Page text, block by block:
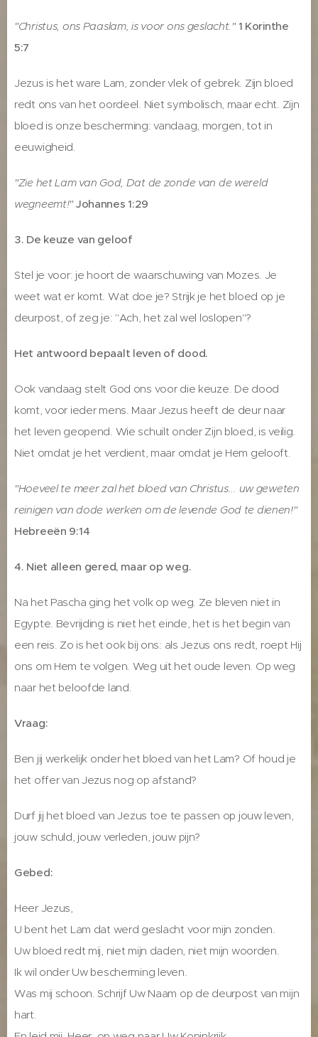
"Christus, ons Paaslam, is voor ons geslacht." 1 Korinthe
5:7
Jezus is het ware Lam, zonder vlek of gebrek. Zijn bloed
redt ons van het oordeel. Niet symbolisch, maar echt. Zijn
bloed is onze bescherming: vandaag, morgen, tot in
eeuwigheid.
"Zie het Lam van God, Dat de zonde van de wereld
wegneemt!" Johannes 1:29
3. De keuze van geloof
Stel je voor: je hoort de waarschuwing van Mozes. Je
weet wat er komt. Wat doe je? Strijk je het bloed op je
deurpost, of zeg je: "Ach, het zal wel loslopen"?
Het antwoord bepaalt leven of dood.
Ook vandaag stelt God ons voor die keuze. De dood
komt, voor ieder mens. Maar Jezus heeft de deur naar
het leven geopend. Wie schuilt onder Zijn bloed, is veilig.
Niet omdat je het verdient, maar omdat je Hem gelooft.
"Hoeveel te meer zal het bloed van Christus... uw geweten
reinigen van dode werken om de levende God te dienen!"
Hebreeën 9:14
4. Niet alleen gered, maar op weg.
Na het Pascha ging het volk op weg. Ze bleven niet in
Egypte. Bevrijding is niet het einde, het is het begin van
een reis. Zo is het ook bij ons: als Jezus ons redt, roept Hij
ons om Hem te volgen. Weg uit het oude leven. Op weg
naar het beloofde land.
Vraag:
Ben jij werkelijk onder het bloed van het Lam? Of houd je
het offer van Jezus nog op afstand?
Durf jij het bloed van Jezus toe te passen op jouw leven,
jouw schuld, jouw verleden, jouw pijn?
Gebed:
Heer Jezus,
U bent het Lam dat werd geslacht voor mijn zonden.
Uw bloed redt mij, niet mijn daden, niet mijn woorden.
Ik wil onder Uw bescherming leven.
Was mij schoon. Schrijf Uw Naam op de deurpost van mijn
hart.